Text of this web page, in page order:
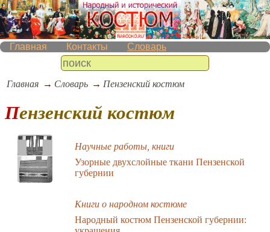
Главная Контакты Словарь
Главная Словарь Пензенский костюм
Пензенский костюм
Научные работы, книги
Узорные двухслойные ткани Пензенской
губернии
Книги о народном костюме
Народный костюм Пензенской губернии: